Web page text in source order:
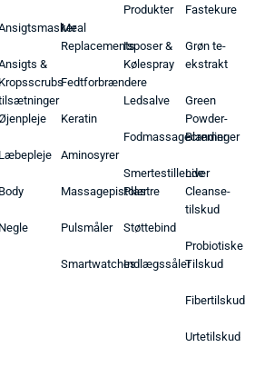
&
Kropsscrubs
Læbepleje
Body
Negle
Meal
Replacements
Fedtforbrændere
Keratin
Aminosyrer
Massagepistoler
Pulsmåler
Smartwatches
Produkter
Isposer &
Kølespray
Ledsalve
Fodmassagecremer
Smertestillende
Plastre
Støttebind
Indlægssåler
Fastekure
Grøn te-
ekstrakt
Green
Powder-
Blandinger
Liver
Cleanse-
tilskud
Probiotiske
Tilskud
Fibertilskud
Urtetilskud